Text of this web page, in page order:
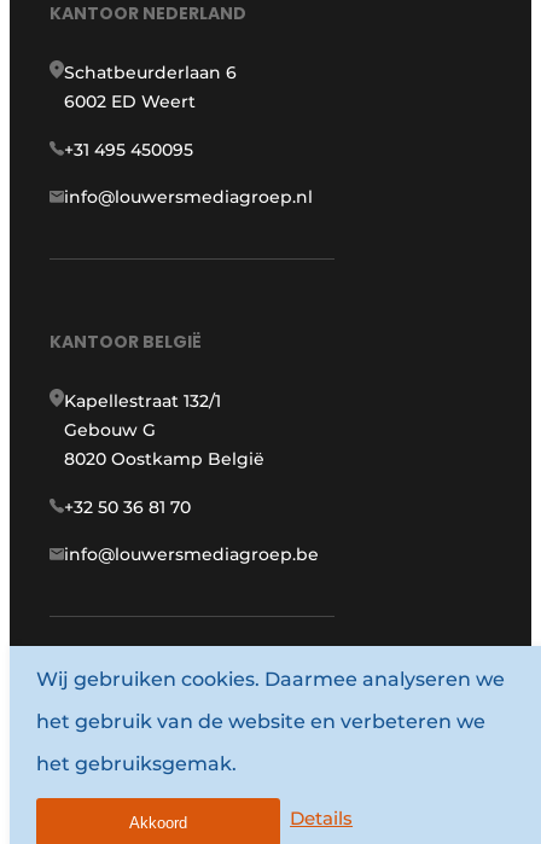
KANTOOR NEDERLAND
Schatbeurderlaan 6
6002 ED Weert
+31 495 450095
info@louwersmediagroep.nl
KANTOOR BELGIË
Kapellestraat 132/1
Gebouw G
8020 Oostkamp België
+32 50 36 81 70
info@louwersmediagroep.be
www.louwersmediagroep.com
© 1987 - 2026 Louwersmediagroep.
Algemene voorwaarden
Wij gebruiken cookies. Daarmee analyseren we
het gebruik van de website en verbeteren we
het gebruiksgemak.
Details
Akkoord